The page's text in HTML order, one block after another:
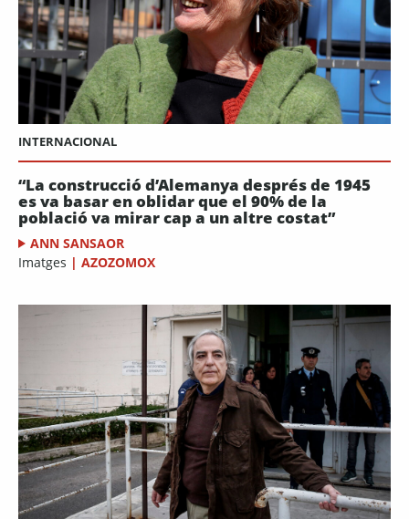
INTERNACIONAL
“La construcció d’Alemanya després de 1945
es va basar en oblidar que el 90% de la
població va mirar cap a un altre costat”
ANN SANSAOR
Imatges | AZOZOMOX